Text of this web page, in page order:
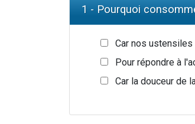
1 - Pourquoi
Car nos ustensiles
Pour répondre à
Car la douceur de